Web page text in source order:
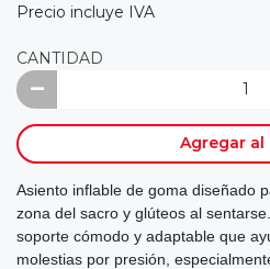
Precio incluye IVA
CANTIDAD
Agregar al
Asiento inflable de goma diseñado
zona del sacro y glúteos al
soporte cómodo y adaptable que
molestias por presión,